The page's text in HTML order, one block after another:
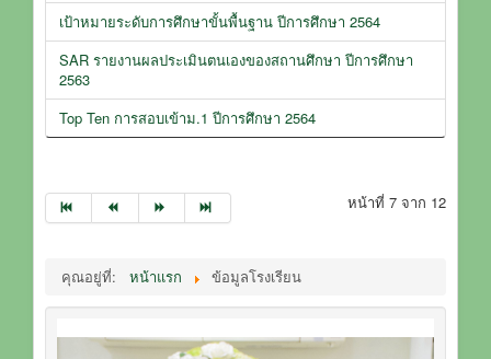
เป้าหมายระดับการศึกษาขั้นพื้นฐาน ปีการศึกษา 2564
SAR รายงานผลประเมินตนเองของสถานศึกษา ปีการศึกษา
2563
Top Ten การสอบเข้าม.1 ปีการศึกษา 2564
หน้าที่ 7 จาก 12
คุณอยู่ที่: หน้าแรก ข้อมูลโรงเรียน